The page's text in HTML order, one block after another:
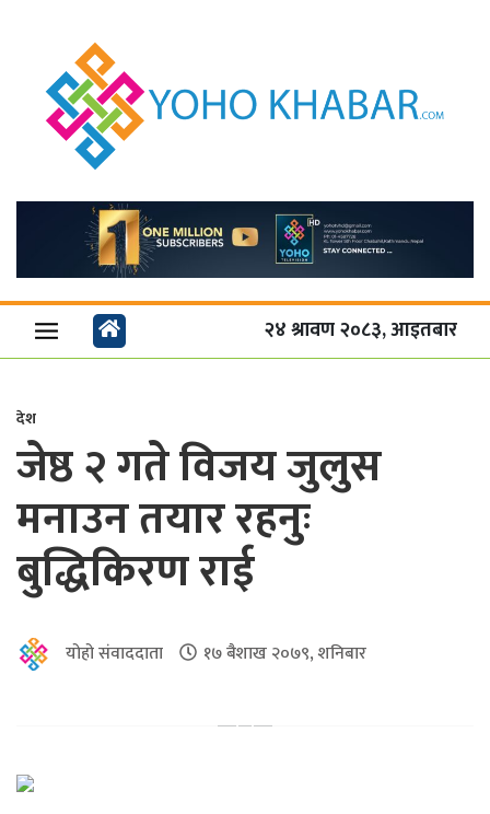
२४ श्रावण २०८३, आइतबार
देश
जेष्ठ २ गते विजय जुलुस
मनाउन तयार रहनुः
बुद्धिकिरण राई
योहो संवाददाता १७ बैशाख २०७९, शनिबार